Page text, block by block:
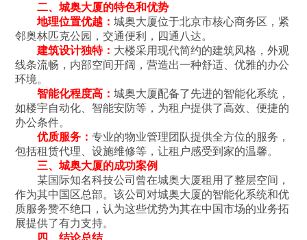
二、城奥大厦的特色和优势
地理位置优越：城奥大厦位于北京市核心商务区，紧
邻奥林匹克公园，交通便利，四通八达。
建筑设计独特： 大楼采用现代简约的建筑风格，外观
线条流畅，内部空间开阔，营造出一种舒适、优雅的办公
环境。
智能化程度高：城奥大厦配备了先进的智能化系统，
如楼宇自动化、智能安防等，为租户提供了高效、便捷的
办公条件。
优质服务：专业的物业管理团队提供全方位的服务，
包括租赁代理、设施维修等，让租户感受到家的温馨。
三、城奥大厦的成功案例
某国际知名科技公司曾在城奥大厦租用了整层空间，
作为其中国区总部。该公司对城奥大厦的智能化系统和优
质服务赞不绝口，认为这些优势为其在中国市场的业务拓
展提供了有力支持。